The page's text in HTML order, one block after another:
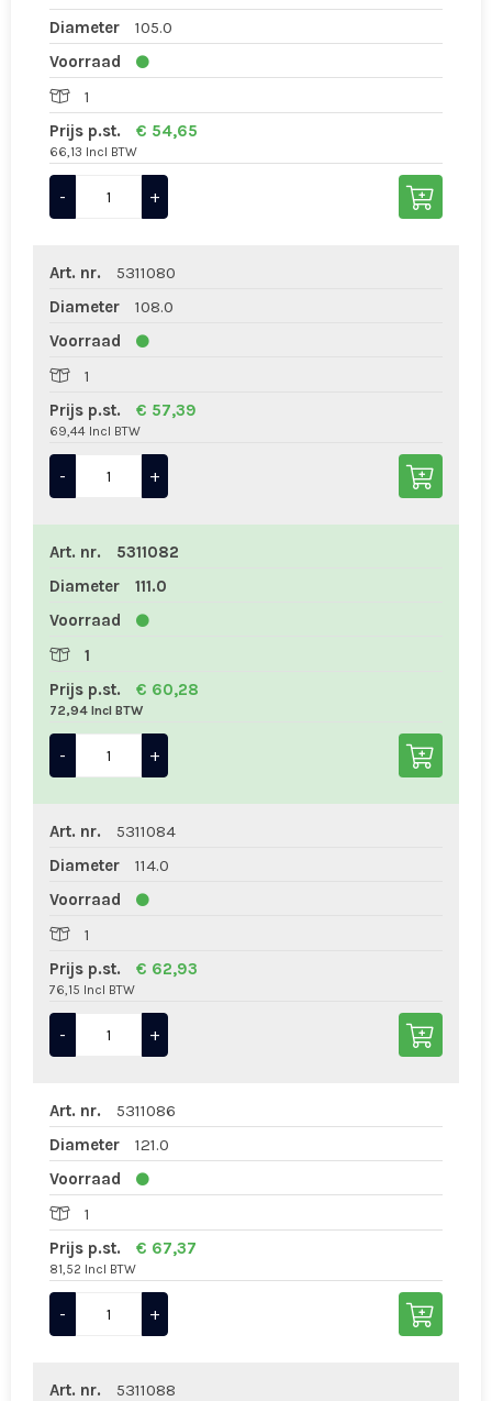
Diameter
105.0
Voorraad
1
Prijs p.st.
€ 54,65
66,13 Incl BTW
- +
Art. nr.
5311080
Diameter
108.0
Voorraad
1
Prijs p.st.
€ 57,39
69,44 Incl BTW
- +
Art. nr.
5311082
Diameter
111.0
Voorraad
1
Prijs p.st.
€ 60,28
72,94 Incl BTW
- +
Art. nr.
5311084
Diameter
114.0
Voorraad
1
Prijs p.st.
€ 62,93
76,15 Incl BTW
- +
Art. nr.
5311086
Diameter
121.0
Voorraad
1
Prijs p.st.
€ 67,37
81,52 Incl BTW
- +
Art. nr.
5311088